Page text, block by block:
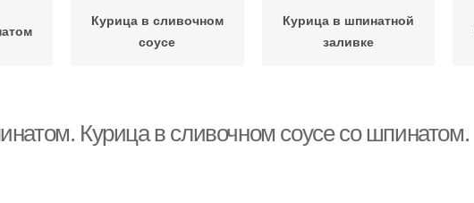
Курица в сливочном
соусе
Курица в шпинатной
заливке
Курица в сливочном соусе со шпинатом.